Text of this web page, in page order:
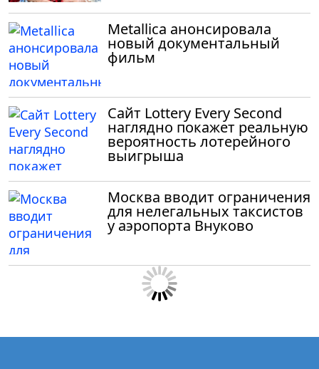
Metallica анонсировала
новый документальный
фильм
Сайт Lottery Every Second
наглядно покажет реальную
вероятность лотерейного
выигрыша
Москва вводит ограничения
для нелегальных таксистов
у аэропорта Внуково